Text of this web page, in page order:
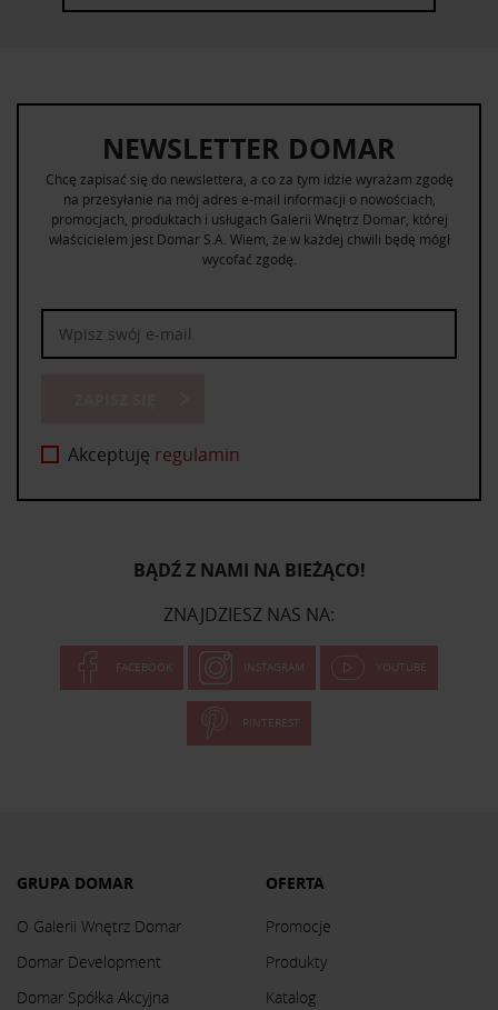
NEWSLETTER DOMAR
Chcę zapisać się do newslettera, a co za tym idzie wyrażam zgodę
na przesyłanie na mój adres e-mail informacji o nowościach,
promocjach, produktach i usługach Galerii Wnętrz Domar, której
właścicielem jest Domar S.A. Wiem, że w każdej chwili będę mógł
wycofać zgodę.
Akceptuję regulamin
BĄDŹ Z NAMI NA BIEŻĄCO!
ZNAJDZIESZ NAS NA:
FACEBOOK INSTAGRAM YOUTUBE
PINTEREST
GRUPA DOMAR
O Galerii Wnętrz Domar
Domar Development
Domar Spółka Akcyjna
OFERTA
Promocje
Produkty
Katalog